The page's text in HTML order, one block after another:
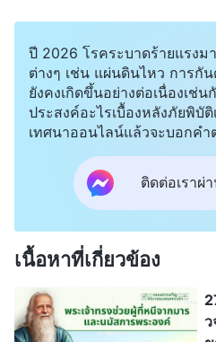
ปี 2026 โรคระบาดร้ายแรงม
ต่างๆ เช่น แผ่นดินไหว การกั
ยังคงเกิดขึ้นอย่างต่อเนื่องเช่น
ประสงค์อะไรเบื้องหลังภัยพิบั
เทศนาออนไลน์แล้วจะบอกค
ติดต่อเราผ่
เนื้อหาที่เกี่ยวข้อง